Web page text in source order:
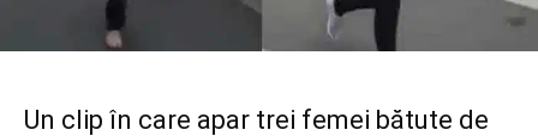
Un clip în care apar trei femei bătute de